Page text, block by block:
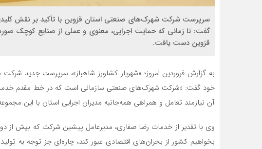
سرپرست شرکت شهرک‌های صنعتی استان قزوین با تأکید بر نقش
گفت: تا زمانی که حمایت اجرایی، معنوی و عملی از صنایع کوچک
قزوین دست یافت.
به گزارش فروردین امروز؛ «شهریار کشاورز شاهباز»، سرپرست جدید
خود گفت: «شرکت شهرک‌های صنعتی سازمانی است که در خط مقدم
آن نیازمند تعامل و همراهی همه‌جانبه مدیران اجرایی استان با این
وی با تقدیر از خدمات رضا صفاری، مدیرعامل پیشین شرکت که بیش از
بخواهیم کشور از بحران‌های اقتصادی عبور کند، چاره‌ای جز توجه به